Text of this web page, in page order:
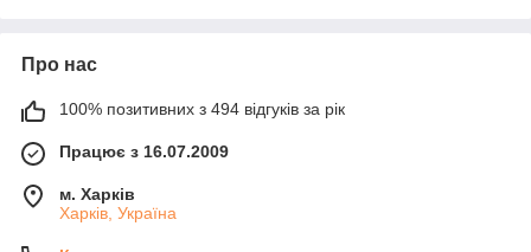
Про нас
100% позитивних з 494 відгуків за рік
Працює з 16.07.2009
м. Харків
Харків, Україна